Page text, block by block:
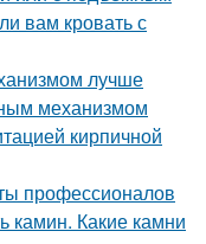
вам кровать с
лучше
механизмом
кирпичной
профессионалов
камин. Какие камни